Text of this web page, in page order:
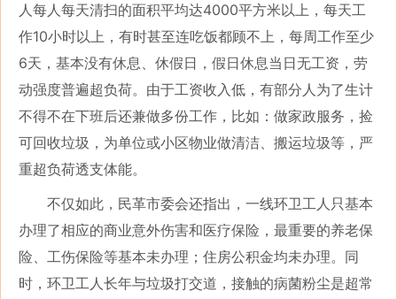
人每人每天清扫的面积平均达4000平方米以上，每天工
作10小时以上，有时甚至连吃饭都顾不上，每周工作至少
6天，基本没有休息、休假日，假日休息当日无工资，劳
动强度普遍超负荷。由于工资收入低，有部分人为了生计
不得不在下班后还兼做多份工作，比如：做家政服务，捡
可回收垃圾，为单位或小区物业做清洁、搬运垃圾等，严
重超负荷透支体能。
不仅如此，民革市委会还指出，一线环卫工人只基本
办理了相应的商业意外伤害和医疗保险，最重要的养老保
险、工伤保险等基本未办理；住房公积金均未办理。同
时，环卫工人长年与垃圾打交道，接触的病菌粉尘是超常